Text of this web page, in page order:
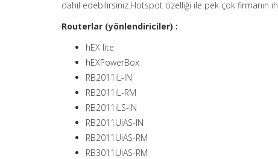
dahil edebilirsiniz.Hotspot özelliği ile pek çok firmanın
Routerlar (yönlendiriciler) :
hEX lite
hEXPowerBox
RB2011iL-IN
RB2011iL-RM
RB2011iLS-IN
RB2011UiAS-IN
RB2011UiAS-RM
RB3011UiAS-RM